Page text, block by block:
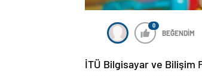
0
BEĞENDİM
İTÜ Bilgisayar ve Bilişim